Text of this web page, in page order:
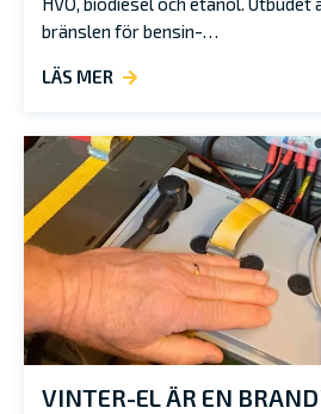
bränslen för bensin-…
LÄS MER
VINTER-EL ÄR EN